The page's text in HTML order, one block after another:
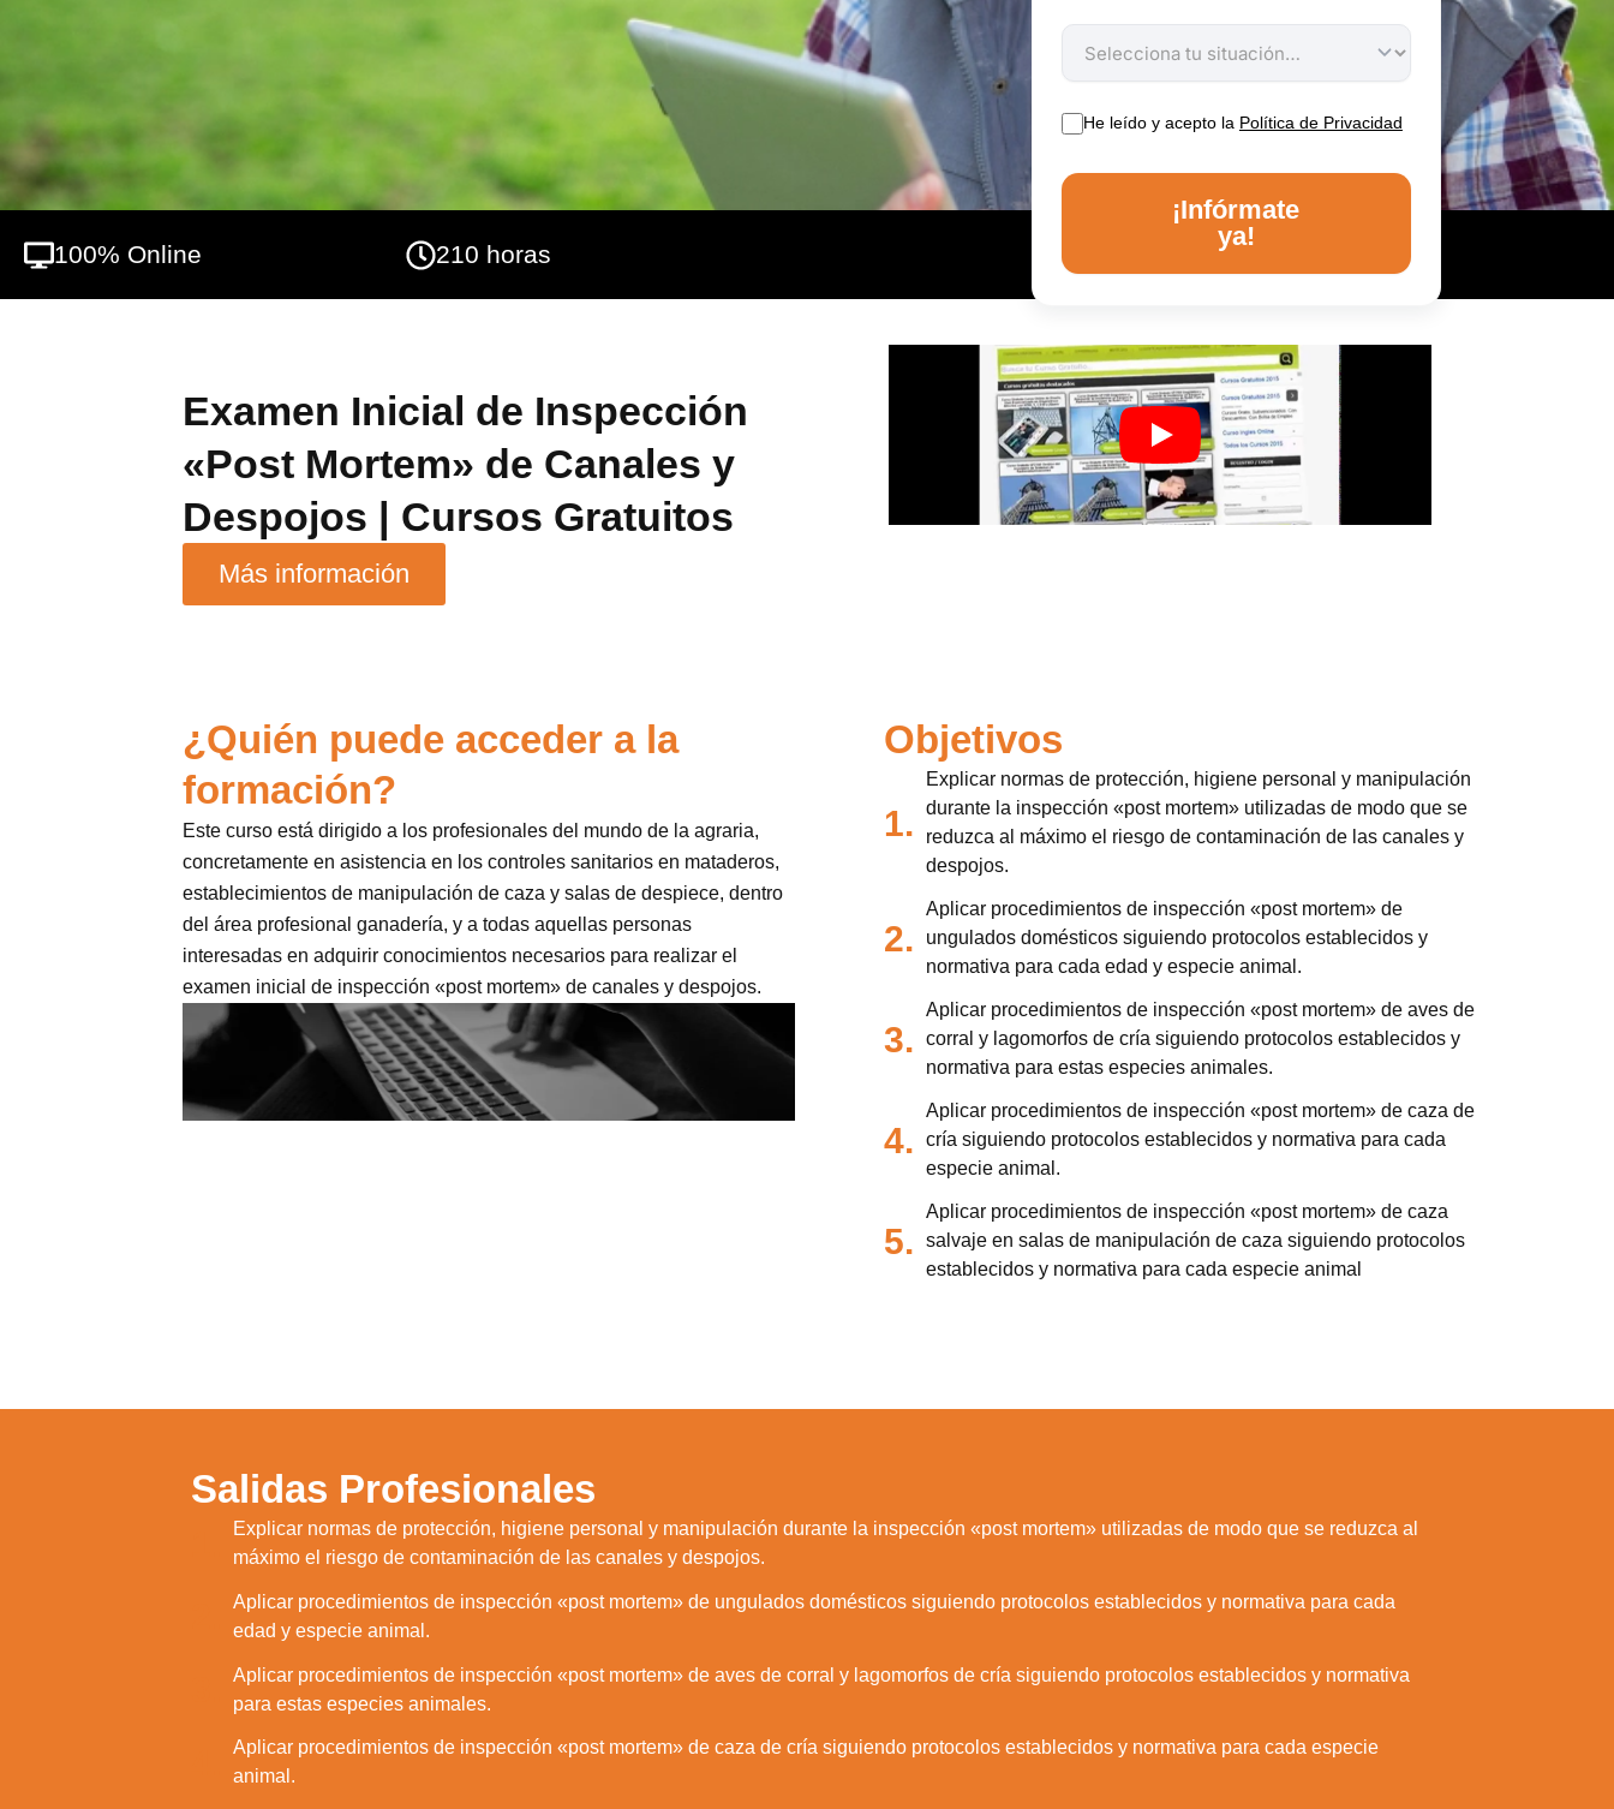
He leído y acepto la Política de Privacidad
¡Infórmate
ya!
100% Online 210 horas
Examen Inicial de Inspección
«Post Mortem» de Canales y
Despojos | Cursos Gratuitos
Más información
¿Quién puede acceder a la
formación?
Este curso está dirigido a los profesionales del mundo de la agraria,
concretamente en asistencia en los controles sanitarios en mataderos,
establecimientos de manipulación de caza y salas de despiece, dentro
del área profesional ganadería, y a todas aquellas personas
interesadas en adquirir conocimientos necesarios para realizar el
examen inicial de inspección «post mortem» de canales y despojos.
Objetivos
1.
Explicar normas de protección, higiene personal y manipulación
durante la inspección «post mortem» utilizadas de modo que se
reduzca al máximo el riesgo de contaminación de las canales y
despojos.
2.
Aplicar procedimientos de inspección «post mortem» de
ungulados domésticos siguiendo protocolos establecidos y
normativa para cada edad y especie animal.
3.
Aplicar procedimientos de inspección «post mortem» de aves de
corral y lagomorfos de cría siguiendo protocolos establecidos y
normativa para estas especies animales.
4.
Aplicar procedimientos de inspección «post mortem» de caza de
cría siguiendo protocolos establecidos y normativa para cada
especie animal.
5.
Aplicar procedimientos de inspección «post mortem» de caza
salvaje en salas de manipulación de caza siguiendo protocolos
establecidos y normativa para cada especie animal
Salidas Profesionales
Explicar normas de protección, higiene personal y manipulación durante la inspección «post mortem» utilizadas de modo que se reduzca al
máximo el riesgo de contaminación de las canales y despojos.
Aplicar procedimientos de inspección «post mortem» de ungulados domésticos siguiendo protocolos establecidos y normativa para cada
edad y especie animal.
Aplicar procedimientos de inspección «post mortem» de aves de corral y lagomorfos de cría siguiendo protocolos establecidos y normativa
para estas especies animales.
Aplicar procedimientos de inspección «post mortem» de caza de cría siguiendo protocolos establecidos y normativa para cada especie
animal.